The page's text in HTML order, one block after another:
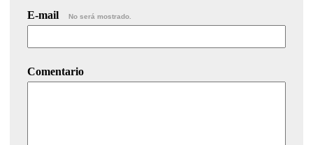
E-mail No será mostrado.
Comentario